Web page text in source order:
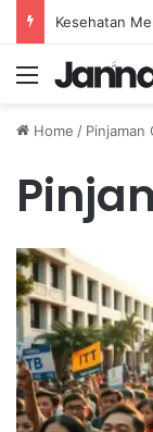
Menu
Home / Pinjaman